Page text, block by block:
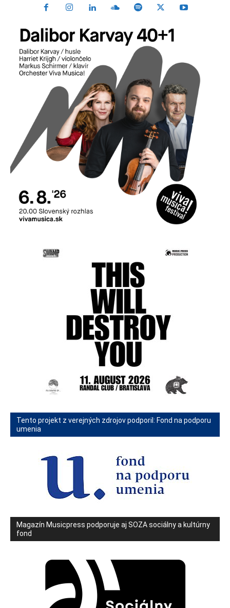
Tento projekt z verejných zdrojov podporil: Fond na podporu
umenia
Magazín Musicpress podporuje aj SOZA sociálny a kultúrny
fond